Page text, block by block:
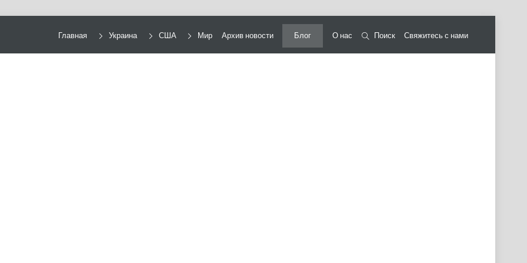
Главная Украина США Мир Архив новости Блог О нас Поиск Свяжитесь с нами